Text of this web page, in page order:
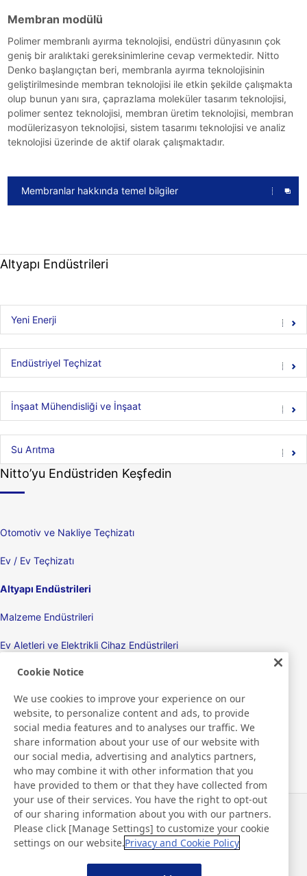
Membran modülü
Polimer membranlı ayırma teknolojisi, endüstri dünyasının çok
geniş bir aralıktaki gereksinimlerine cevap vermektedir. Nitto
Denko başlangıçtan beri, membranla ayırma teknolojisinin
geliştirilmesinde membran teknolojisi ile etkin şekilde çalışmakta
olup bunun yanı sıra, çaprazlama moleküler tasarım teknolojisi,
polimer sentez teknolojisi, membran üretim teknolojisi, membran
modülerizasyon teknolojisi, sistem tasarımı teknolojisi ve analiz
teknolojisi üzerinde de aktif olarak çalışmaktadır.
Membranlar hakkında temel bilgiler
Altyapı Endüstrileri
Yeni Enerji
Endüstriyel Teçhizat
İnşaat Mühendisliği ve İnşaat
Su Arıtma
Nitto’yu Endüstriden Keşfedin
Otomotiv ve Nakliye Teçhizatı
Ev / Ev Teçhizatı
Altyapı Endüstrileri
Malzeme Endüstrileri
Ev Aletleri ve Elektrikli Cihaz Endüstrileri
Ekranlar
Elektronik Cihazlar
Tıbbi
Ambalaj Ürünleri/Ambalaj Makineleri
Tüketici Ürünleri / Kişisel Bakım Ürünleri
Haberler
İletişim
SSS
Cookie Notice
We use cookies to improve your experience on our
website, to personalize content and ads, to provide
social media features and to analyses our traffic. We
share information about your use of our website with
our social media, advertising and analytics partners,
who may combine it with other information that you
have provided to them or that they have collected from
your use of their services. You have the right to opt-out
of our sharing information about you with our partners.
Please click [Manage Settings] to customize your cookie
settings on our website.Privacy and Cookie Policy